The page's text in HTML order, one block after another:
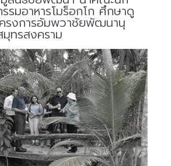
รมอาหารโมร็อกโก ศึกษาดู
รงการอัมพวาชัยพัฒนานุ
ทรสงคราม